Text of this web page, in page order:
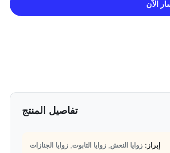
الآن
تفاصيل المنتج
إبراز: زوايا النعش زوايا التابوت زوايا الجنازات